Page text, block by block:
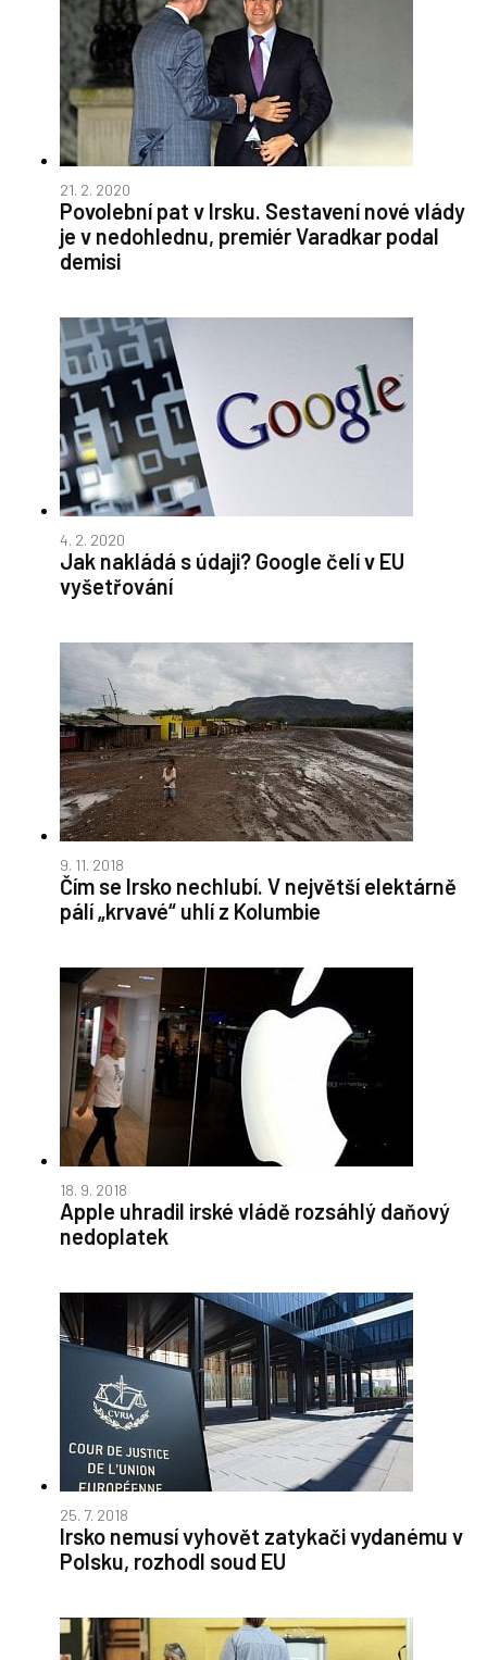
21. 2. 2020
Povolební pat v Irsku. Sestavení nové vlády
je v nedohlednu, premiér Varadkar podal
demisi
4. 2. 2020
Jak nakládá s údaji? Google čelí v EU
vyšetřování
9. 11. 2018
Čím se Irsko nechlubí. V největší elektárně
pálí „krvavé“ uhlí z Kolumbie
18. 9. 2018
Apple uhradil irské vládě rozsáhlý daňový
nedoplatek
25. 7. 2018
Irsko nemusí vyhovět zatykači vydanému v
Polsku, rozhodl soud EU